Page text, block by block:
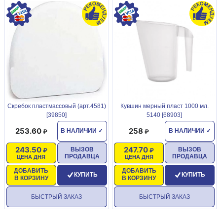
Скребок пластмассовый (арт.4581)
[39850]
В НАЛИЧИИ ✓
253.60
ЦЕНА ДНЯ
243.50
ДОБАВИТЬ
В КОРЗИНУ
ВЫЗОВ
ПРОДАВЦА
КУПИТЬ
БЫСТРЫЙ ЗАКАЗ
Кувшин мерный пласт 1000 мл.
5140 [68903]
В НАЛИЧИИ ✓
258
ЦЕНА ДНЯ
247.70
ДОБАВИТЬ
В КОРЗИНУ
ВЫЗОВ
ПРОДАВЦА
КУПИТЬ
БЫСТРЫЙ ЗАКАЗ